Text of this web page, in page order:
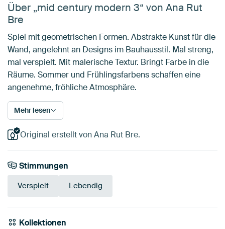
Über „mid century modern 3“ von Ana Rut
Bre
Spiel mit geometrischen Formen. Abstrakte Kunst für die
Wand, angelehnt an Designs im Bauhausstil. Mal streng,
mal verspielt. Mit malerische Textur. Bringt Farbe in die
Räume. Sommer und Frühlingsfarbens schaffen eine
angenehme, fröhliche Atmosphäre.
Mehr lesen
Original erstellt von Ana Rut Bre.
Stimmungen
Verspielt Lebendig
Kollektionen